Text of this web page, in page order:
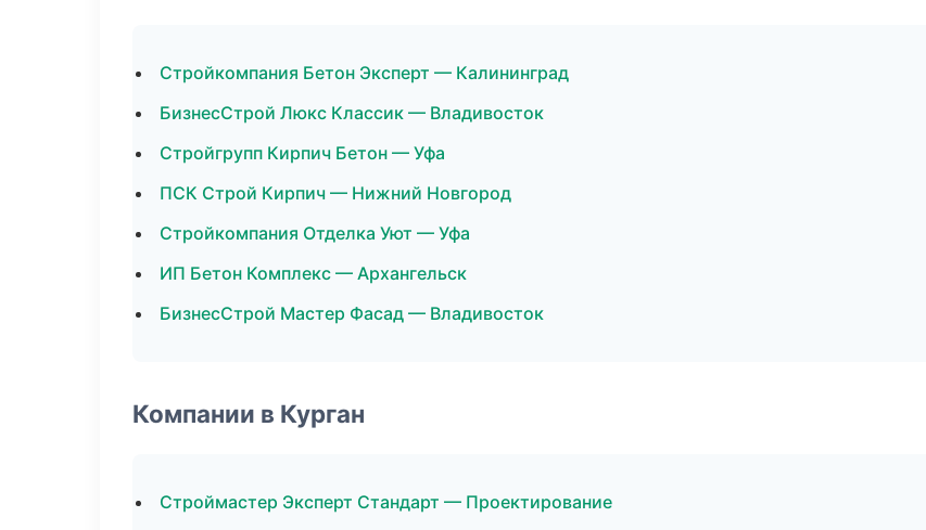
Стройкомпания Бетон Эксперт — Калининград
БизнесСтрой Люкс Классик — Владивосток
Стройгрупп Кирпич Бетон — Уфа
ПСК Строй Кирпич — Нижний Новгород
Стройкомпания Отделка Уют — Уфа
ИП Бетон Комплекс — Архангельск
БизнесСтрой Мастер Фасад — Владивосток
Компании в Курган
Строймастер Эксперт Стандарт — Проектирование